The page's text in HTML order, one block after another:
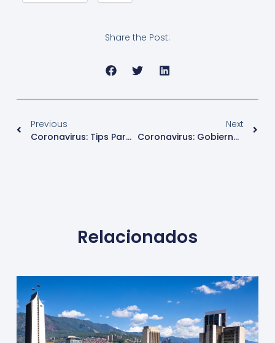
Share the Post:
Previous
Coronavirus: Tips Para Hacer Durante Esta Cuarentena
Next
Coronavirus: Gobierno Español Aplica Restricciones Generalizadas A Los Viaje – Notiturismo
Relacionados